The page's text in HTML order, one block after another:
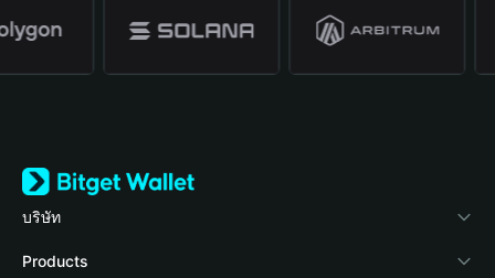
บริษัท
เกี่ยวกับ Bitget Wallet
Products